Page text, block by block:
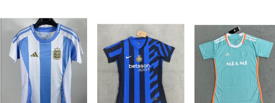
Camiseta Palmeiras Primera